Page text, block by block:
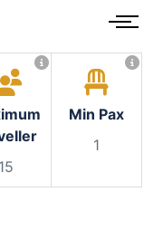
15
Min Pax
1